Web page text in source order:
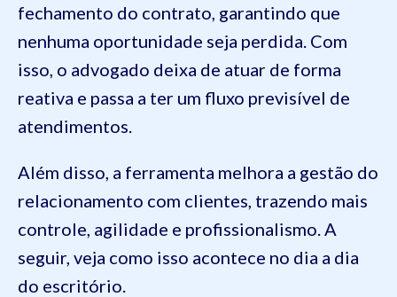
fechamento do contrato, garantindo que
nenhuma oportunidade seja perdida. Com
isso, o advogado deixa de atuar de forma
reativa e passa a ter um fluxo previsível de
atendimentos.
Além disso, a ferramenta melhora a gestão do
relacionamento com clientes, trazendo mais
controle, agilidade e profissionalismo. A
seguir, veja como isso acontece no dia a dia
do escritório.